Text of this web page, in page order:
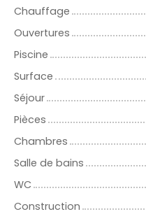
Chauffage
Ouvertures
Piscine
Surface
Séjour
Pièces
Chambres
Salle de bains
WC
Construction